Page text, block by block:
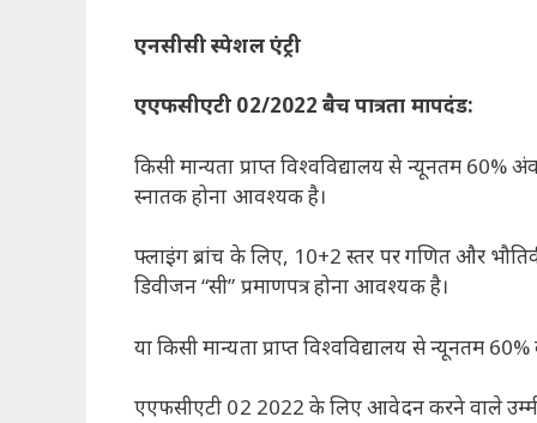
एनसीसी स्पेशल एंट्री
एएफसीएटी 02/2022 बैचपात्रता मापदंड:
किसी मान्यता प्राप्त विश्वविद्यालय से न्यूनतम 60%
स्नातक होना आवश्यक है।
फ्लाइंग ब्रांच के लिए, 10+2 स्तर पर गणित और
डिवीजन “सी” प्रमाणपत्र होना आवश्यक है।
या किसी मान्यता प्राप्त विश्वविद्यालय से न्यूनतम
एएफसीएटी 02 2022 के लिए आवेदन करने वाले